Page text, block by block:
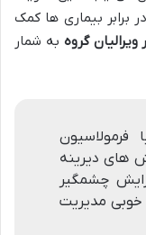
بیماری ها کمک
گروه به شمار
فرمولاسیون
های دیرینه
چشمگیر
مدیریت